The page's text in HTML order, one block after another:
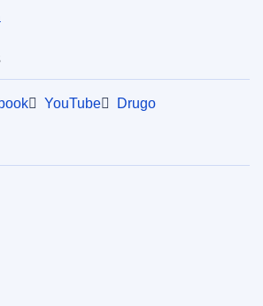
a1c2-11ed-b508-01aa75ed71a1
acd0-11ed-8912-01aa75ed71a1
da48-11ed-a05c-01aa75ed71a1
YouTube Drugo